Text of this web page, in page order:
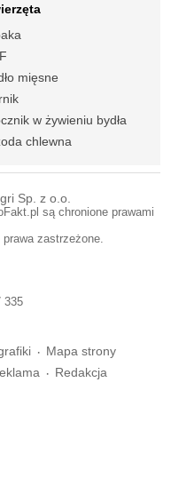
mięsne
w żywieniu bydła
chlewna
Sp. z o.o.
są chronione prawami
zastrzeżone.
335
Mapa strony
Redakcja